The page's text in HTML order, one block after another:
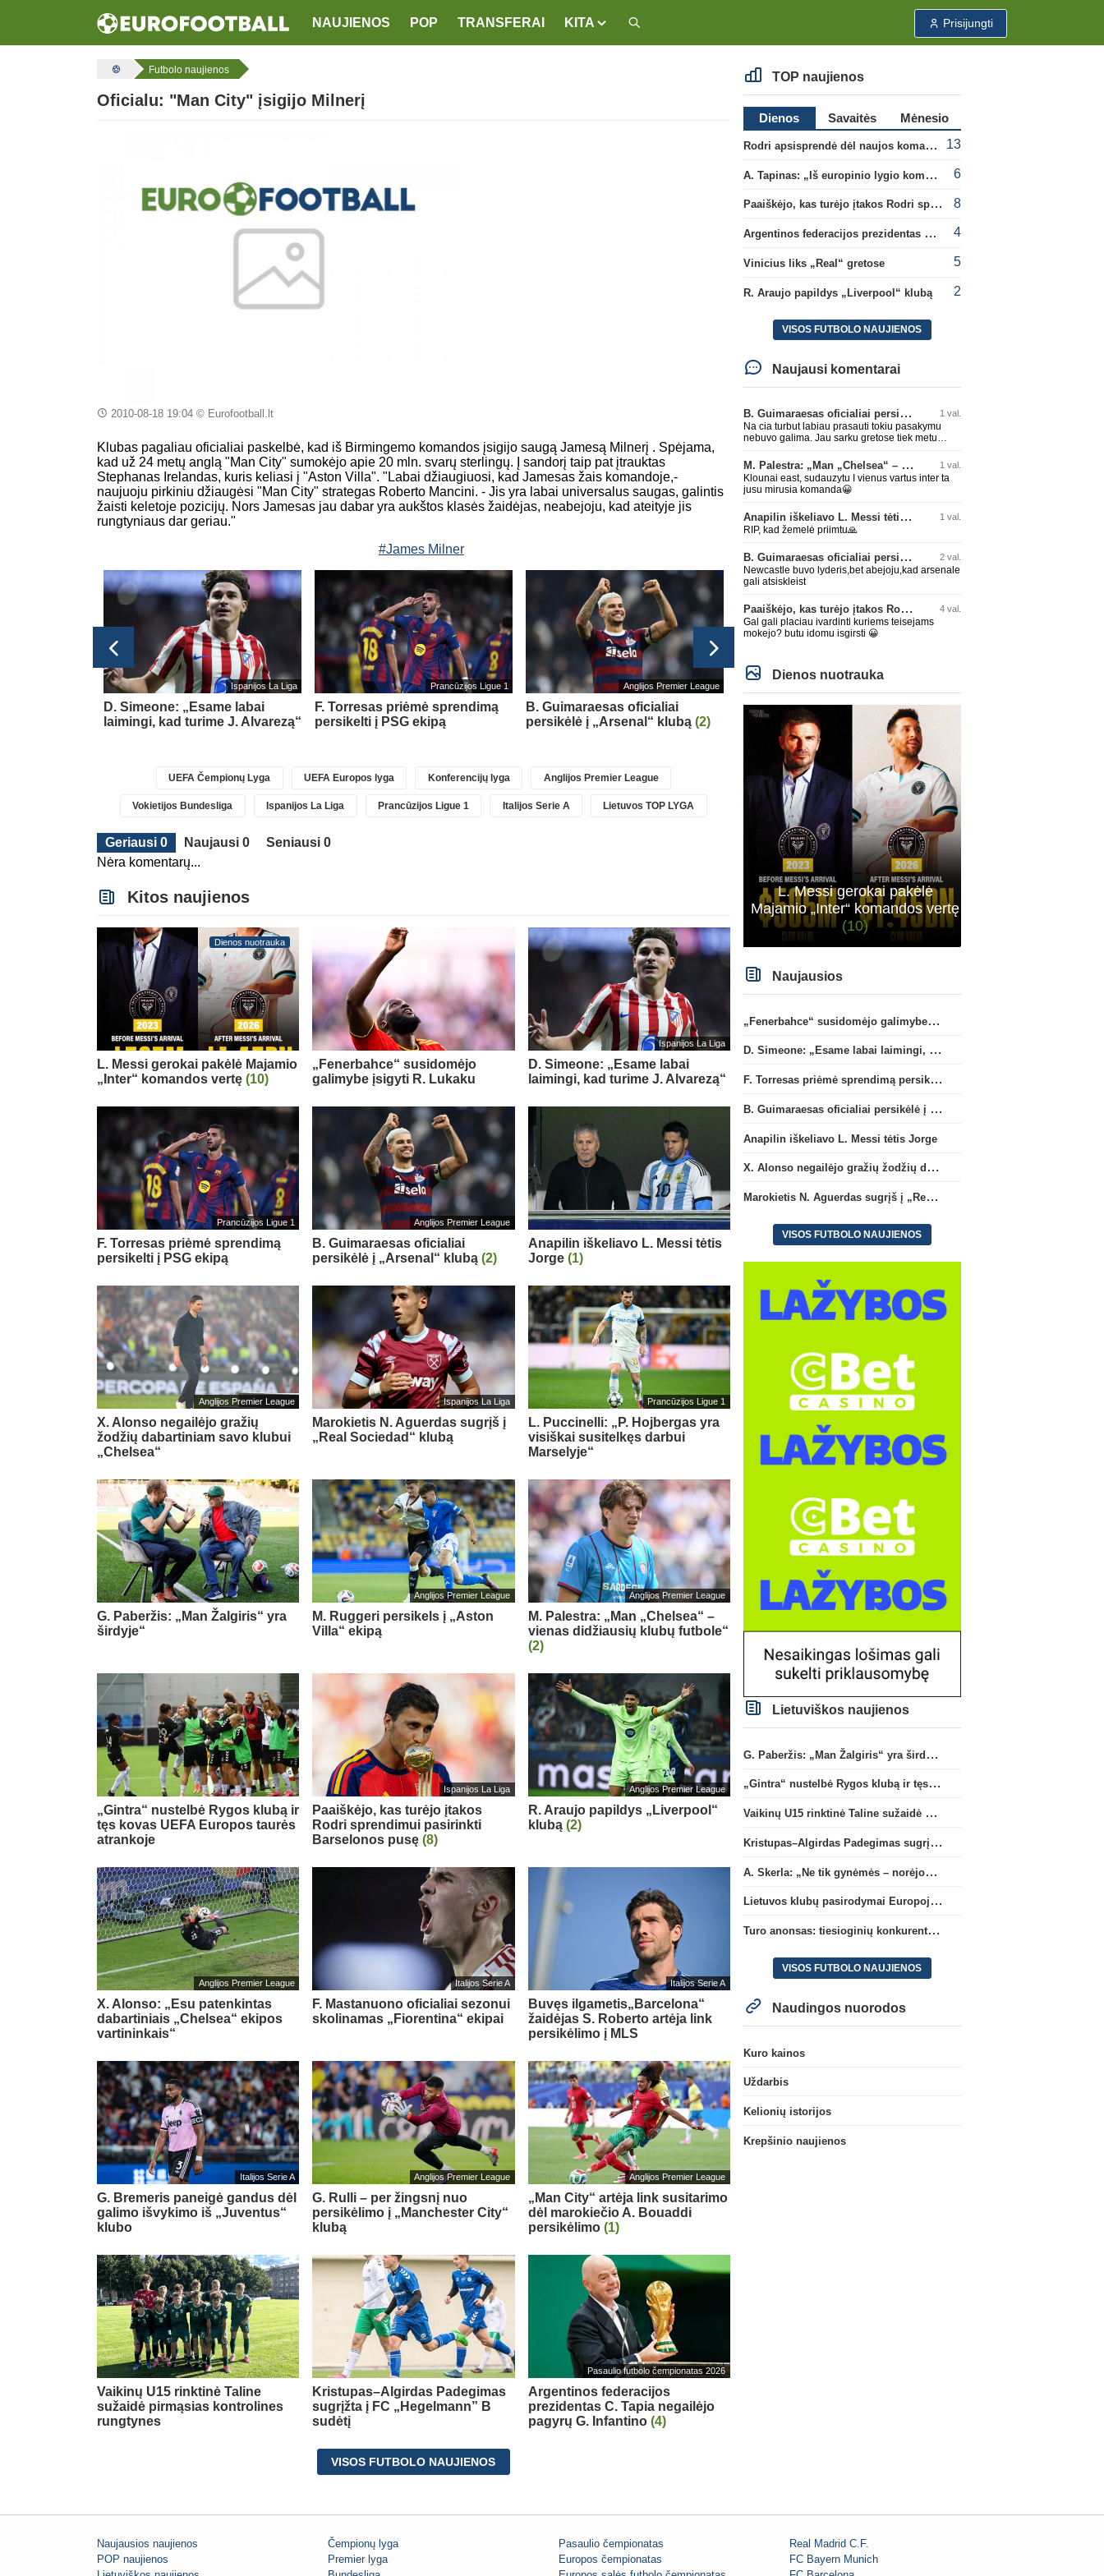
NAUJIENOS POP TRANSFERAI KITA Prisijungti
Futbolo naujienos
Oficialu: "Man City" įsigijo Milnerį
2010-08-18 19:04© Eurofootball.lt
Klubas pagaliau oficialiai paskelbė, kad iš Birmingemo komandos įsigijo saugą Jamesą Milnerį . Spėjama,
kad už 24 metų anglą "Man City" sumokėjo apie 20 mln. svarų sterlingų. Į sandorį taip pat įtrauktas
Stephanas Irelandas, kuris keliasi į "Aston Villa". "Labai džiaugiuosi, kad Jamesas žais komandoje,-
naujuoju pirkiniu džiaugėsi "Man City" strategas Roberto Mancini. - Jis yra labai universalus saugas, galintis
žaisti keletoje pozicijų. Nors Jamesas jau dabar yra aukštos klasės žaidėjas, neabejoju, kad ateityje jis
rungtyniaus dar geriau."
#James Milner
Ispanijos La Liga
D. Simeone: „Esame labai
laimingi, kad turime J. Alvarezą“
Prancūzijos Ligue 1
F. Torresas priėmė sprendimą
persikelti į PSG ekipą
Anglijos Premier League
B. Guimaraesas oficialiai
persikėlė į „Arsenal“ klubą (2)
X. Alonso negailėjo gražių
žodžių dabartiniam savo klubui
„Chelsea“
Marokietis N. Aguerdas
UEFA Čempionų Lyga UEFA Europos lyga Konferencijų lyga Anglijos Premier League
Vokietijos Bundesliga Ispanijos La Liga Prancūzijos Ligue 1 Italijos Serie A Lietuvos TOP LYGA
Geriausi 0 Naujausi 0
Seniausi 0
Nėra komentarų...
Kitos naujienos
Dienos nuotrauka
L. Messi gerokai pakėlė Majamio
„Inter“ komandos vertę (10)
„Fenerbahce“ susidomėjo
galimybe įsigyti R. Lukaku
Ispanijos La Liga
D. Simeone: „Esame labai
laimingi, kad turime J. Alvarezą“
Prancūzijos Ligue 1
F. Torresas priėmė sprendimą
persikelti į PSG ekipą
Anglijos Premier League
B. Guimaraesas oficialiai
persikėlė į „Arsenal“ klubą(2)
Anapilin iškeliavo L. Messi tėtis
Jorge (1)
Anglijos Premier League
X. Alonso negailėjo gražių
žodžių dabartiniam savo klubui
„Chelsea“
Ispanijos La Liga
Marokietis N. Aguerdas sugrįš į
„Real Sociedad“ klubą
Prancūzijos Ligue 1
L. Puccinelli: „P. Hojbergas yra
visiškai susitelkęs darbui
Marselyje“
G. Paberžis: „Man Žalgiris“ yra
širdyje“
Anglijos Premier League
M. Ruggeri persikels į „Aston
Villa“ ekipą
Anglijos Premier League
M. Palestra: „Man „Chelsea“ –
vienas didžiausių klubų futbole“
(2)
„Gintra“ nustelbė Rygos klubą ir
tęs kovas UEFA Europos taurės
atrankoje
Ispanijos La Liga
Paaiškėjo, kas turėjo įtakos
Rodri sprendimui pasirinkti
Barselonos pusę(8)
Anglijos Premier League
R. Araujo papildys „Liverpool“
klubą (2)
Anglijos Premier League
X. Alonso: „Esu patenkintas
dabartiniais „Chelsea“ ekipos
vartininkais“
Italijos Serie A
F. Mastanuono oficialiai sezonui
skolinamas „Fiorentina“ ekipai
Italijos Serie A
Buvęs ilgametis„Barcelona“
žaidėjas S. Roberto artėja link
persikėlimo į MLS
Italijos Serie A
G. Bremeris paneigė gandus dėl
galimo išvykimo iš „Juventus“
klubo
Anglijos Premier League
G. Rulli – per žingsnį nuo
persikėlimo į „Manchester City“
klubą
Anglijos Premier League
„Man City“ artėja link susitarimo
dėl marokiečio A. Bouaddi
persikėlimo (1)
Vaikinų U15 rinktinė Taline
sužaidė pirmąsias kontrolines
rungtynes
Kristupas–Algirdas Padegimas
sugrįžta į FC „Hegelmann” B
sudėtį
Pasaulio futbolo čempionatas 2026
Argentinos federacijos
prezidentas C. Tapia negailėjo
pagyrų G. Infantino (4)
VISOS FUTBOLO NAUJIENOS
TOP naujienos
Dienos Savaitės
Mėnesio
Rodri apsisprendė dėl naujos komandos
13
A. Tapinas: „Iš europinio lygio komandos gavom gerų pamokų“ 6
Paaiškėjo, kas turėjo įtakos Rodri sprendimui pasirinkti Barselonos pusę 8
Argentinos federacijos prezidentas C. Tapia negailėjo pagyrų G. Infantino 4
Vinicius liks „Real“ gretose 5
R. Araujo papildys „Liverpool“ klubą 2
VISOS FUTBOLO NAUJIENOS
Naujausi komentarai
B. Guimaraesas oficialiai persikėlė į „Arsenal“ klubą 1 val.
Na cia turbut labiau prasauti tokiu pasakymu
nebuvo galima. Jau sarku gretose tiek metu
arsenale.
M. Palestra: „Man „Chelsea“ – vienas didžiausių klubų futbole“ 1 val.
Klounai east, sudauzytu I vienus vartus inter ta
jusu mirusia komanda😀
Anapilin iškeliavo L. Messi tėtis Jorge 1 val.
RIP, kad žemelė priimtu🙏
B. Guimaraesas oficialiai persikėlė į „Arsenal“ klubą 2 val.
Newcastle buvo lyderis,bet abejoju,kad arsenale
gali atsiskleist
Paaiškėjo, kas turėjo įtakos Rodri sprendimui pasirinkti Barselonos pusę 4 val.
Gal gali placiau ivardinti kuriems teisejams
mokejo? butu idomu isgirsti 😀
Dienos nuotrauka
L. Messi gerokai pakėlė
Majamio „Inter“ komandos vertę
(10)
Naujausios
„Fenerbahce“ susidomėjo galimybe įsigyti R. Lukaku
D. Simeone: „Esame labai laimingi, kad turime J. Alvarezą“
F. Torresas priėmė sprendimą persikelti į PSG ekipą
B. Guimaraesas oficialiai persikėlė į „Arsenal“ klubą
Anapilin iškeliavo L. Messi tėtis Jorge
X. Alonso negailėjo gražių žodžių dabartiniam savo klubui „Chelsea“
Marokietis N. Aguerdas sugrįš į „Real Sociedad“ klubą
VISOS FUTBOLO NAUJIENOS
Lietuviškos naujienos
G. Paberžis: „Man Žalgiris“ yra širdyje“
„Gintra“ nustelbė Rygos klubą ir tęs kovas UEFA Europos taurės atrankoje
Vaikinų U15 rinktinė Taline sužaidė pirmąsias kontrolines rungtynes
Kristupas–Algirdas Padegimas sugrįžta į FC „Hegelmann” B sudėtį
A. Skerla: „Ne tik gynėmės – norėjome atakuoti“
Lietuvos klubų pasirodymai Europoje: patirti pralaimėjimai Kroatijos atstovams
Turo anonsas: tiesioginių konkurentų dvikova Gargžduose
VISOS FUTBOLO NAUJIENOS
Naudingos nuorodos
Kuro kainos
Uždarbis
Kelionių istorijos
Krepšinio naujienos
Naujausios naujienos
POP naujienos
Čempionų lyga
Premier lyga
Pasaulio čempionatas
Europos čempionatas
Real Madrid C.F.
FC Bayern Munich